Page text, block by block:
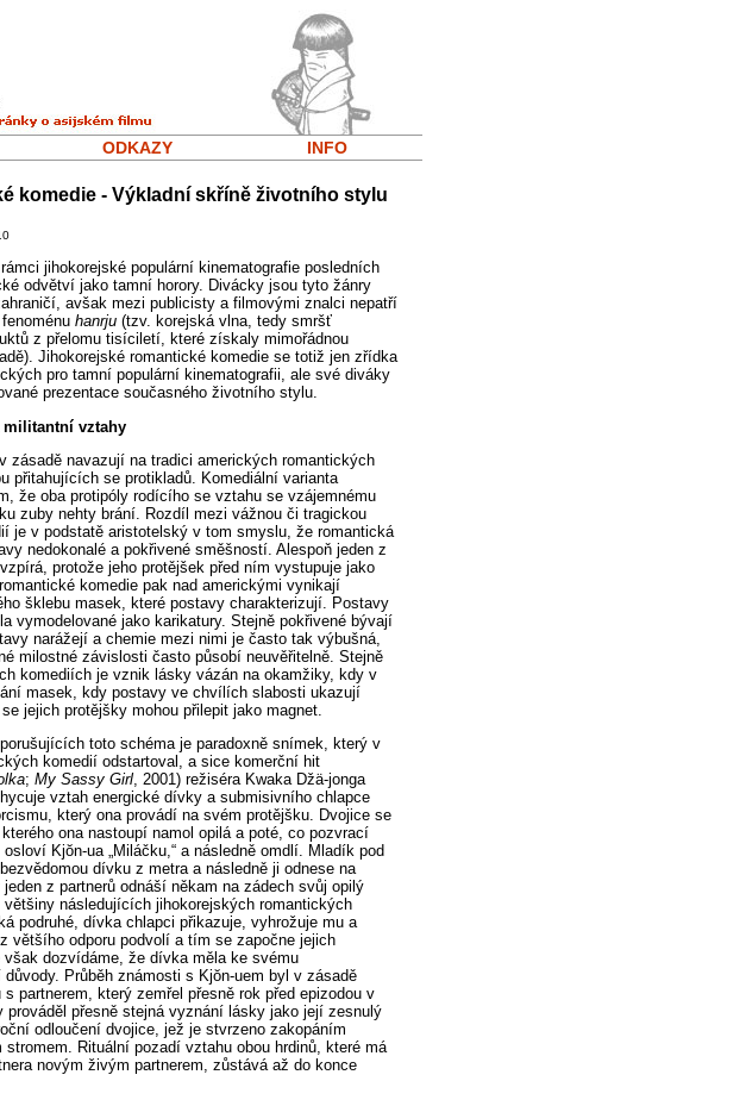
ODKAZY INFO
komedie - Výkladní skříně životního stylu
jihokorejské populární kinematografie posledních
odvětví jako tamní horory. Divácky jsou tyto žánry
avšak mezi publicisty a filmovými znalci nepatří
hanrju (tzv. korejská vlna, tedy smršť
z přelomu tisíciletí, které získaly mimořádnou
Jihokorejské romantické komedie se totiž jen zřídka
pro tamní populární kinematografii, ale své diváky
prezentace současného životního stylu.
militantní vztahy
zásadě navazují na tradici amerických romantických
přitahujících se protikladů. Komediální varianta
že oba protipóly rodícího se vztahu se vzájemnému
zuby nehty brání. Rozdíl mezi vážnou či tragickou
je v podstatě aristotelský v tom smyslu, že romantická
nedokonalé a pokřivené směšností. Alespoň jeden z
protože jeho protějšek před ním vystupuje jako
komedie pak nad americkými vynikají
šklebu masek, které postavy charakterizují. Postavy
vymodelované jako karikatury. Stejně pokřivené bývají
narážejí a chemie mezi nimi je často tak výbušná,
milostné závislosti často působí neuvěřitelně. Stejně
komediích je vznik lásky vázán na okamžiky, kdy v
masek, kdy postavy ve chvílích slabosti ukazují
jejich protějšky mohou přilepit jako magnet.
toto schéma je paradoxně snímek, který v
komedií odstartoval, a sice komerční hit
; My Sassy Girl, 2001) režiséra Kwaka Džä-jonga
vztah energické dívky a submisivního chlapce
který ona provádí na svém protějšku. Dvojice se
ona nastoupí namol opilá a poté, co pozvrací
Kjŏn-ua „Miláčku,“ a následně omdlí. Mladík pod
dívku z metra a následně ji odnese na
z partnerů odnáší někam na zádech svůj opilý
následujících jihokorejských romantických
podruhé, dívka chlapci přikazuje, vyhrožuje mu a
většího odporu podvolí a tím se započne jejich
dozvídáme, že dívka měla ke svému
Průběh známosti s Kjŏn-uem byl v zásadě
partnerem, který zemřel přesně rok před epizodou v
prováděl přesně stejná vyznání lásky jako její zesnulý
odloučení dvojice, jež je stvrzeno zakopáním
Rituální pozadí vztahu obou hrdinů, které má
novým živým partnerem, zůstává až do konce